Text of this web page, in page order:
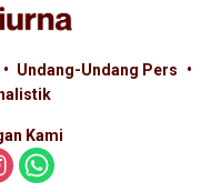
Undang-Undang Pers
Kami